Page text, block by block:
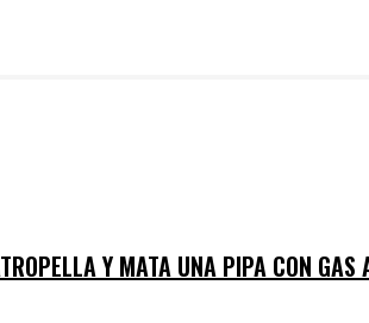
Y MATA UNA PIPA CON GAS